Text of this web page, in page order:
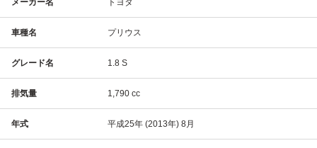
メーカー名 トヨタ
車種名 プリウス
グレード名 1.8 S
排気量 1,790 cc
年式 平成25年 (2013年) 8月